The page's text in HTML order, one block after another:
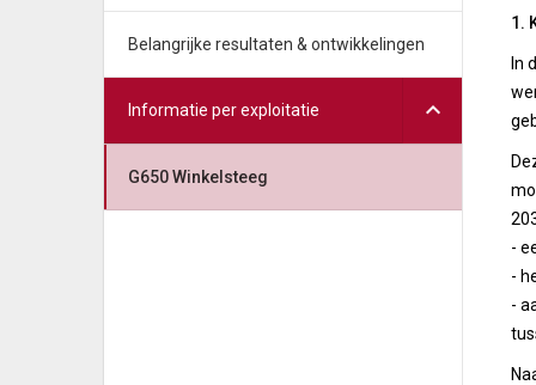
Belangrijke resultaten & ontwikkelingen
Informatie per exploitatie
G650 Winkelsteeg
1.
In
-
-
-